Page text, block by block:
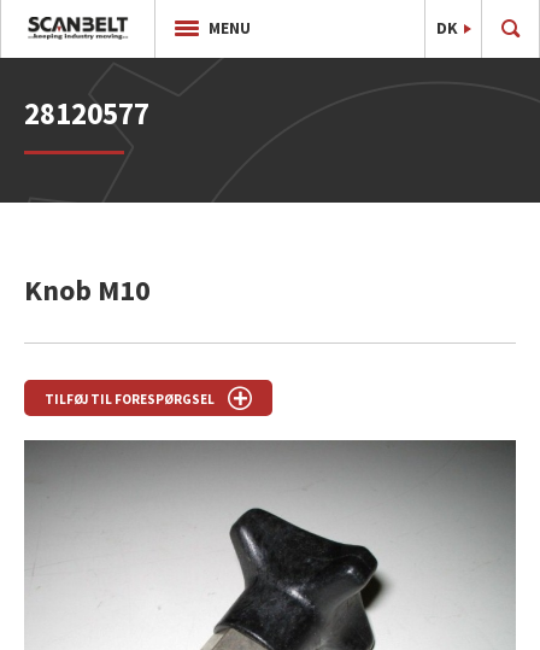
MENU DK
28120577
Knob M10
TILFØJ TIL FORESPØRGSEL